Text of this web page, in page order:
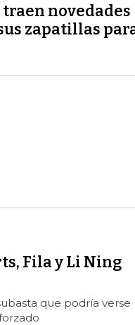
novedades
zapatillas
Fila y Li Ning
que podría verse